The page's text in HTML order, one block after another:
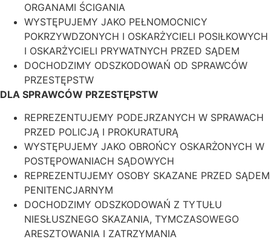
ORGANAMI ŚCIGANIA
WYSTĘPUJEMY JAKO PEŁNOMOCNICY
POKRZYWDZONYCH I OSKARŻYCIELI POSIŁKOWYCH
I OSKARŻYCIELI PRYWATNYCH PRZED SĄDEM
DOCHODZIMY ODSZKODOWAŃ OD SPRAWCÓW
PRZESTĘPSTW
DLA SPRAWCÓW PRZESTĘPSTW
REPREZENTUJEMY PODEJRZANYCH W SPRAWACH
PRZED POLICJĄ I PROKURATURĄ
WYSTĘPUJEMY JAKO OBROŃCY OSKARŻONYCH W
POSTĘPOWANIACH SĄDOWYCH
REPREZENTUJEMY OSOBY SKAZANE PRZED SĄDEM
PENITENCJARNYM
DOCHODZIMY ODSZKODOWAŃ Z TYTUŁU
NIESŁUSZNEGO SKAZANIA, TYMCZASOWEGO
ARESZTOWANIA I ZATRZYMANIA